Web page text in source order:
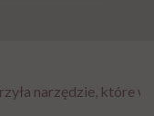
narzędzie, które